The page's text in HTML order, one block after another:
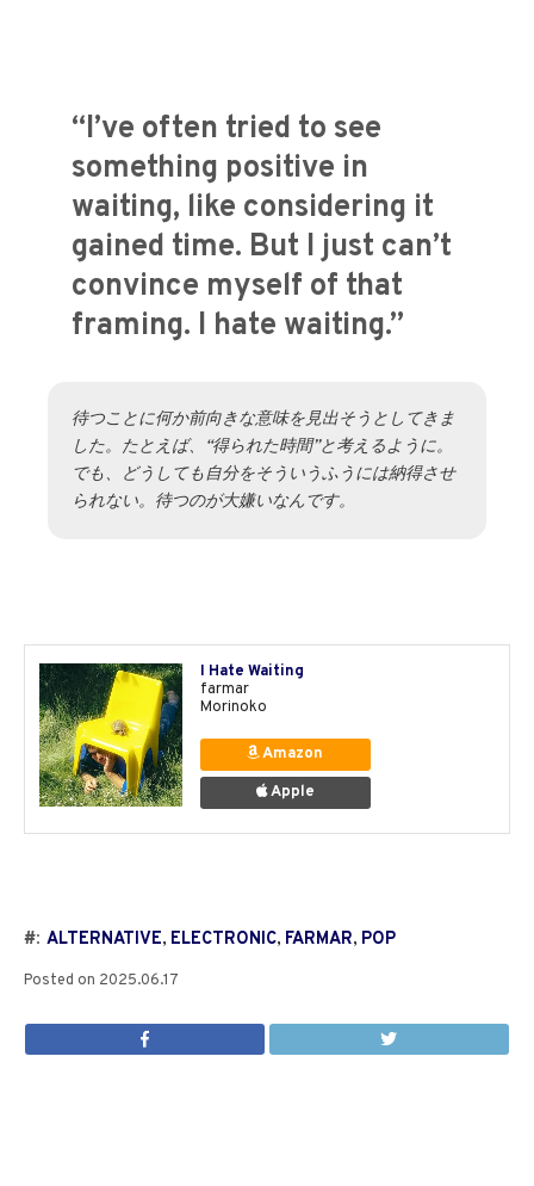
“I’ve often tried to see
something positive in
waiting, like considering it
gained time. But I just can’t
convince myself of that
framing. I hate waiting.”
待つことに何か前向きな意味を見出そうとしてきま
した。たとえば、“得られた時間”と考えるように。
でも、どうしても自分をそういうふうには納得させ
られない。待つのが大嫌いなんです。
I Hate Waiting
farmar
Morinoko
Amazon
Apple
#: ALTERNATIVE, ELECTRONIC, FARMAR, POP
Posted on 2025.06.17